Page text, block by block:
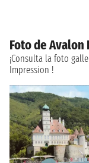
Foto de
¡Consulta la foto
Impression !